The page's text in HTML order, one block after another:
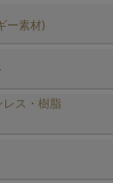
ー素材)
レス・樹脂